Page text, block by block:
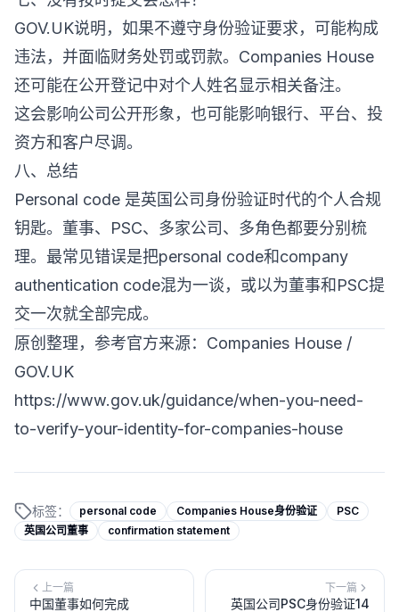
GOV.UK说明，如果不遵守身份验证要求，可能构成
违法，并面临财务处罚或罚款。Companies House
还可能在公开登记中对个人姓名显示相关备注。
这会影响公司公开形象，也可能影响银行、平台、投
资方和客户尽调。
八、总结
Personal code 是英国公司身份验证时代的个人合规
钥匙。董事、PSC、多家公司、多角色都要分别梳
理。最常见错误是把personal code和company
authentication code混为一谈，或以为董事和PSC提
交一次就全部完成。
原创整理，参考官方来源：Companies House /
GOV.UK
https://www.gov.uk/guidance/when-you-need-
to-verify-your-identity-for-companies-house
标签： personal code Companies House身份验证
PSC
英国公司董事
confirmation statement
上一篇
中国董事如何完成
下一篇
英国公司PSC身份验证14